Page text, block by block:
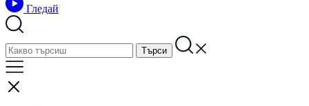
Гледай